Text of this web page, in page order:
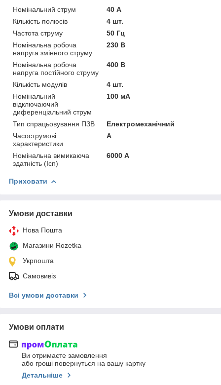
Номінальний струм
40 А
Кількість полюсів
4 шт.
Частота струму
50 Гц
Номінальна робоча
напруга змінного струму
230 В
Номінальна робоча
напруга постійного струму
400 В
Кількість модулів
4 шт.
Номінальний
відключаючий
диференціальний струм
100 мА
Тип спрацьовування ПЗВ
Електромеханічний
Часострумові
характеристики
А
Номінальна вимикаюча
здатність (Icn)
6000 А
Приховати
Умови доставки
Нова Пошта
Магазини Rozetka
Укрпошта
Самовивіз
Всі умови доставки
Умови оплати
Ви отримаєте замовлення
або гроші повернуться на вашу картку
Детальніше